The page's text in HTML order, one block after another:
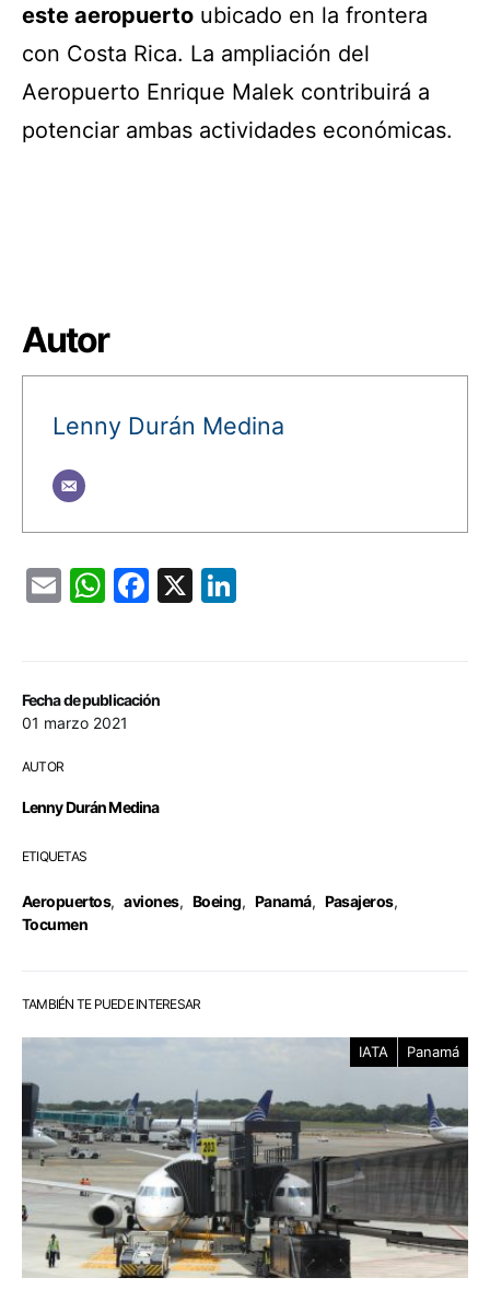
Fecha de publicación
01 marzo 2021
AUTOR
Lenny Durán Medina
ETIQUETAS
Aeropuertos, aviones, Boeing, Panamá, Pasajeros,
Tocumen
este aeropuerto ubicado en la frontera
con Costa Rica. La ampliación del
Aeropuerto Enrique Malek contribuirá a
potenciar ambas actividades económicas.
Autor
Lenny Durán Medina
EmailWhatsApp
Facebook
X
TAMBIÉN TE PUEDE INTERESAR
IATA Panamá